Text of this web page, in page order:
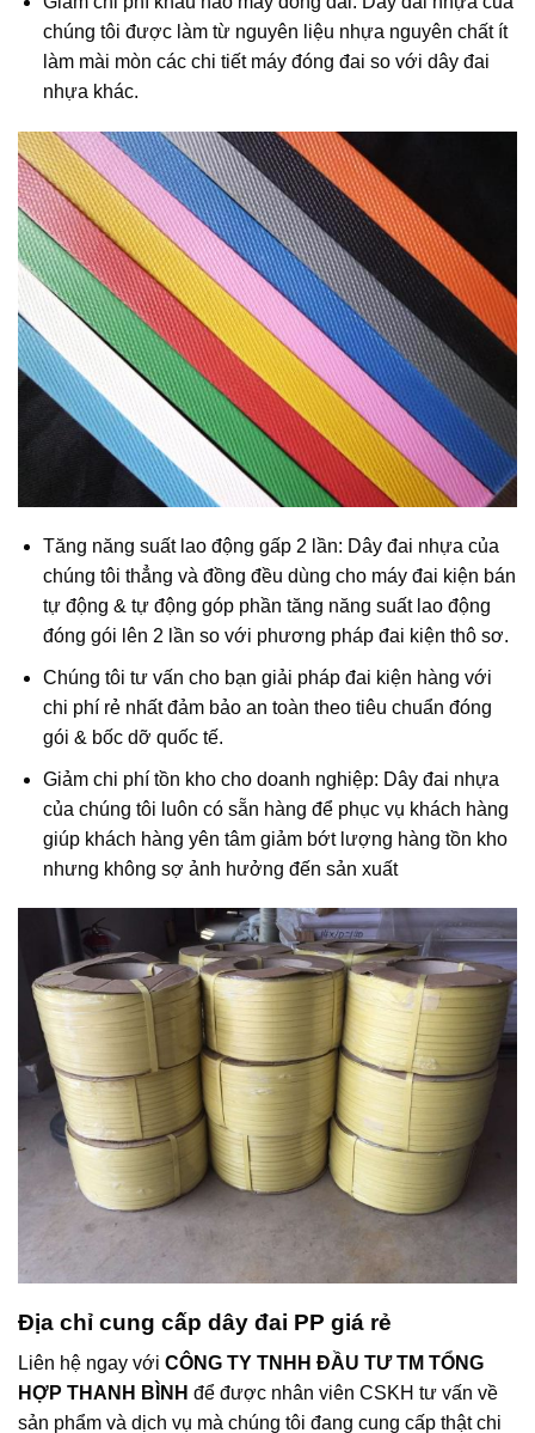
chúng tôi được làm từ nguyên liệu nhựa nguyên chất ít
làm mài mòn các chi tiết máy đóng đai so với dây đai
nhựa khác.
Tăng năng suất lao động gấp 2 lần: Dây đai nhựa của
chúng tôi thẳng và đồng đều dùng cho máy đai kiện bán
tự động & tự động góp phần tăng năng suất lao động
đóng gói lên 2 lần so với phương pháp đai kiện thô sơ.
Chúng tôi tư vấn cho bạn giải pháp đai kiện hàng với
chi phí rẻ nhất đảm bảo an toàn theo tiêu chuẩn đóng
gói & bốc dỡ quốc tế.
Giảm chi phí tồn kho cho doanh nghiệp: Dây đai nhựa
của chúng tôi luôn có sẵn hàng để phục vụ khách hàng
giúp khách hàng yên tâm giảm bớt lượng hàng tồn kho
nhưng không sợ ảnh hưởng đến sản xuất
Địa chỉ cung cấp dây đai PP giá rẻ
Liên hệ ngay với CÔNG TY TNHH ĐẦU TƯ TM TỔNG
HỢP THANH BÌNH để được nhân viên CSKH tư vấn về
sản phẩm và dịch vụ mà chúng tôi đang cung cấp thật chi